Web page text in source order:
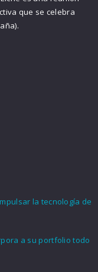
que se celebra
la tecnología de
a su portfolio todo